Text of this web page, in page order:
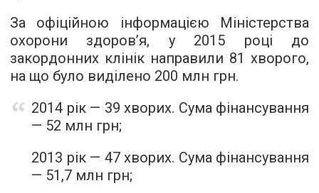
За офіційною інформацією Міністерства
охорони здоров’я, у 2015 році до
закордонних клінік направили 81 хворого,
на що було виділено 200 млн грн.
2014 рік — 39 хворих. Сума фінансування
— 52 млн грн;
2013 рік — 47 хворих. Сума фінансування
— 51,7 млн грн;